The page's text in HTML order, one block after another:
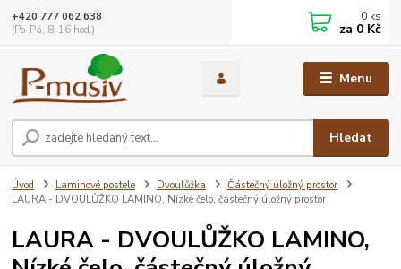
Menu
Hledat
+420 777 062 638
(Po-Pá, 8-16 hod.)
0 ks
za 0 Kč
Úvod Laminové postele Dvoulůžka
Částečný úložný prostor
LAURA - DVOULŮŽKO LAMINO, Nízké čelo, částečný úložný prostor
LAURA - DVOULŮŽKO LAMINO,